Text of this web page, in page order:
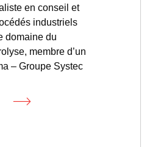
en conseil et
industriels
domaine du
membre d’un
– Groupe Systec